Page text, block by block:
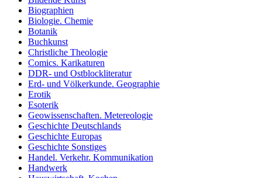
Biographien
Biologie. Chemie
Botanik
Buchkunst
Christliche Theologie
Comics. Karikaturen
DDR- und Ostblockliteratur
Erd- und Völkerkunde. Geographie
Erotik
Esoterik
Geowissenschaften. Metereologie
Geschichte Deutschlands
Geschichte Europas
Geschichte Sonstiges
Handel. Verkehr. Kommunikation
Handwerk